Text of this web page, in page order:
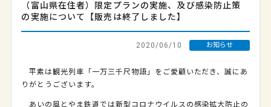
（富山県在住者）限定プランの実施、及び感染防止策
の実施について【販売は終了しました】
2020/06/10 お知らせ
平素は観光列車「一万三千尺物語」をご愛顧いただき、誠にあ
りがとうございます。
あいの風とやま鉄道では新型コロナウイルスの感染拡大防止の